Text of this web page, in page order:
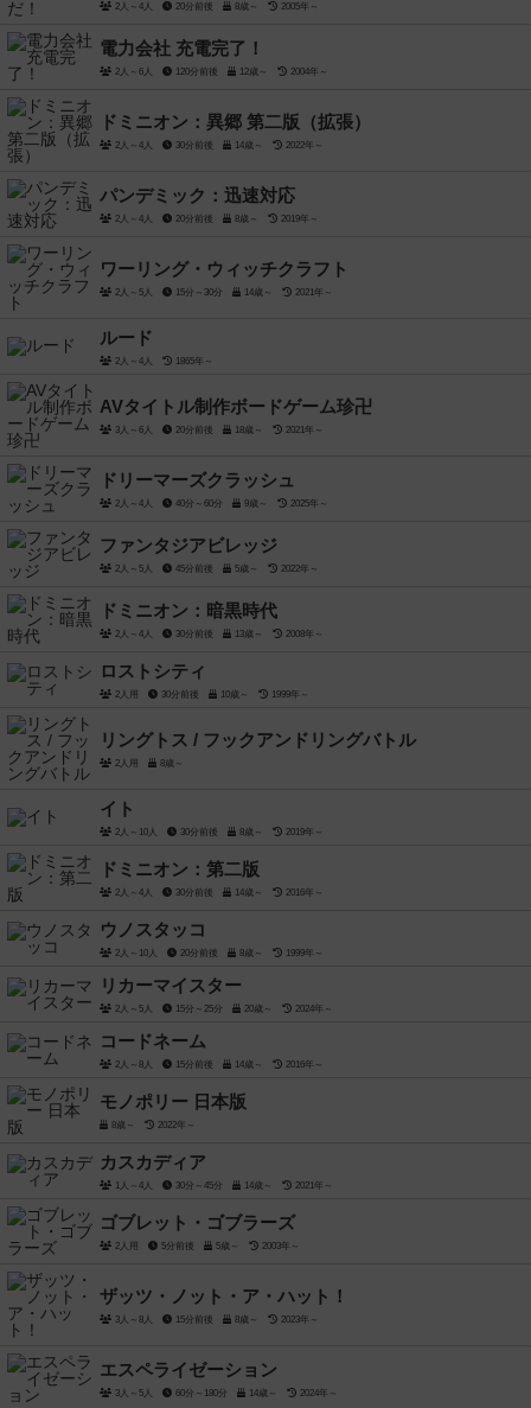
2人～4人 20分前後 8歳～ 2005年～
電力会社 充電完了！
2人～6人 120分前後 12歳～ 2004年～
ドミニオン：異郷 第二版（拡張）
2人～4人 30分前後 14歳～ 2022年～
パンデミック：迅速対応
2人～4人 20分前後 8歳～ 2019年～
ワーリング・ウィッチクラフト
2人～5人 15分～30分 14歳～ 2021年～
ルード
2人～4人 1865年～
AVタイトル制作ボードゲーム珍卍
3人～6人 20分前後 18歳～ 2021年～
ドリーマーズクラッシュ
2人～4人 40分～60分 9歳～ 2025年～
ファンタジアビレッジ
2人～5人 45分前後 5歳～ 2022年～
ドミニオン：暗黒時代
2人～4人 30分前後 13歳～ 2008年～
ロストシティ
2人用 30分前後 10歳～ 1999年～
リングトス / フックアンドリングバトル
2人用 8歳～
イト
2人～10人 30分前後 8歳～ 2019年～
ドミニオン：第二版
2人～4人 30分前後 14歳～ 2016年～
ウノスタッコ
2人～10人 20分前後 8歳～ 1999年～
リカーマイスター
2人～5人 15分～25分 20歳～ 2024年～
コードネーム
2人～8人 15分前後 14歳～ 2016年～
モノポリー 日本版
8歳～ 2022年～
カスカディア
1人～4人 30分～45分 14歳～ 2021年～
ゴブレット・ゴブラーズ
2人用 5分前後 5歳～ 2003年～
ザッツ・ノット・ア・ハット！
3人～8人 15分前後 8歳～ 2023年～
エスペライゼーション
3人～5人 60分～180分 14歳～ 2024年～